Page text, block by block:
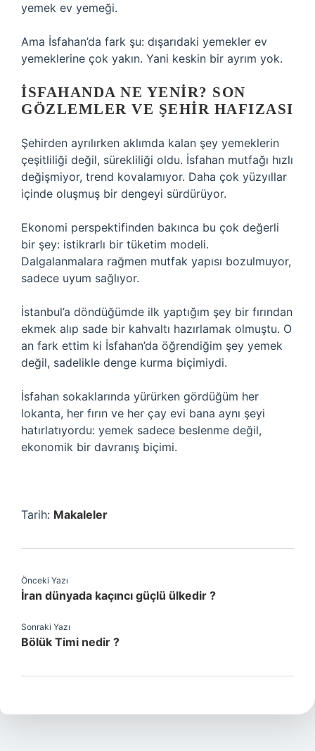
yemek ev yemeği.
Ama İsfahan’da fark şu: dışarıdaki yemekler ev
yemeklerine çok yakın. Yani keskin bir ayrım yok.
İSFAHANDA NE YENIR? SON
GÖZLEMLER VE ŞEHIR HAFIZASI
Şehirden ayrılırken aklımda kalan şey yemeklerin
çeşitliliği değil, sürekliliği oldu. İsfahan mutfağı hızlı
değişmiyor, trend kovalamıyor. Daha çok yüzyıllar
içinde oluşmuş bir dengeyi sürdürüyor.
Ekonomi perspektifinden bakınca bu çok değerli
bir şey: istikrarlı bir tüketim modeli.
Dalgalanmalara rağmen mutfak yapısı bozulmuyor,
sadece uyum sağlıyor.
İstanbul’a döndüğümde ilk yaptığım şey bir fırından
ekmek alıp sade bir kahvaltı hazırlamak olmuştu. O
an fark ettim ki İsfahan’da öğrendiğim şey yemek
değil, sadelikle denge kurma biçimiydi.
İsfahan sokaklarında yürürken gördüğüm her
lokanta, her fırın ve her çay evi bana aynı şeyi
hatırlatıyordu: yemek sadece beslenme değil,
ekonomik bir davranış biçimi.
Tarih: Makaleler
Önceki Yazı
İran dünyada kaçıncı güçlü ülkedir ?
Sonraki Yazı
Bölük Timi nedir ?